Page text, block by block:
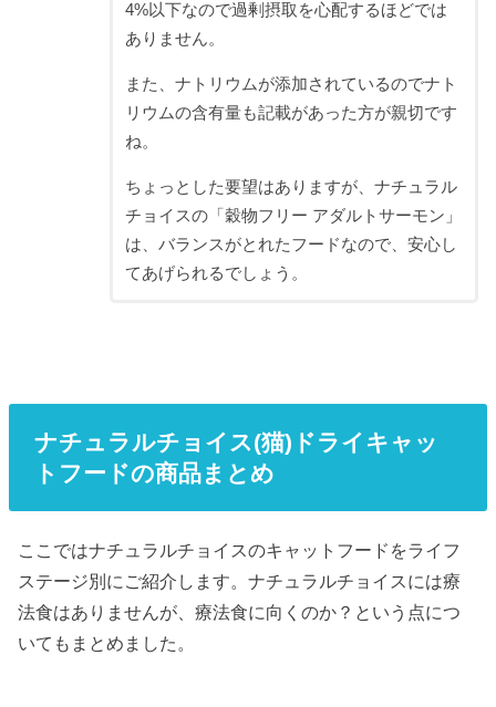
4%以下なので過剰摂取を心配するほどでは
ありません。
また、ナトリウムが添加されているのでナト
リウムの含有量も記載があった方が親切です
ね。
ちょっとした要望はありますが、ナチュラル
チョイスの「穀物フリー アダルトサーモン」
は、バランスがとれたフードなので、安心し
てあげられるでしょう。
ナチュラルチョイス(猫) ドライキャッ
トフードの商品まとめ
ここではナチュラルチョイスのキャットフードをライフ
ステージ別にご紹介します。ナチュラルチョイスには療
法食はありませんが、療法食に向くのか？という点につ
いてもまとめました。